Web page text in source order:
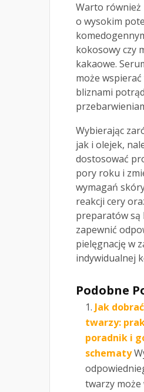
Warto
o wysokim
kokosowy czy
kakaowe.
może wspierać
bliznami
Wybierając
jak i olejek,
dostosować
pory roku i
wymagań
reakcji cery
preparatów są
zapewnić
pielęgnację w
indywidualnej
Podobne
Jak
twarzy:
poradnik i
schematy
twarzy może